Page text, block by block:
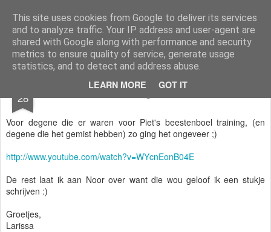
This site uses cookies from Google to deliver its services
and to analyze traffic. Your IP address and user-agent are
shared with Google along with performance and security
metrics to ensure quality of service, generate usage
statistics, and to detect and address abuse.
LEARN MORE GOT IT
Expreszo Theatersport De leukste theatersportgroep in Hoorn
Pages
28 Evil giraffe
Voor degene die er waren voor Piet's beestenboel training, (en
degene die het gemist hebben) zo ging het ongeveer ;)
http://www.youtube.com/watch?v=WYcnEonB04E
De rest laat ik aan Noor over want die wou geloof ik een stukje
schrijven :)
Groetjes,
Larissa